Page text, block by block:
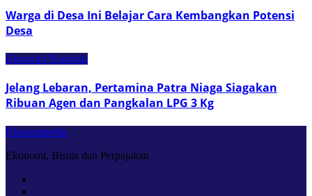
Warga di Desa Ini Belajar Cara Kembangkan Potensi
Desa
Ekonomi Nasional
Jelang Lebaran, Pertamina Patra Niaga Siagakan
Ribuan Agen dan Pangkalan LPG 3 Kg
Ekonompedia
Ekonomi, Bisnis dan Perpajakan